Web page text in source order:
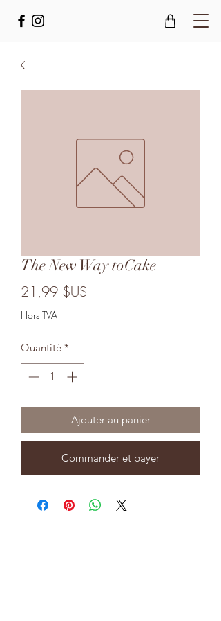
The New Way toCake
21,99 $US
Hors TVA
Quantité *
Ajouter au panier
Commander et payer